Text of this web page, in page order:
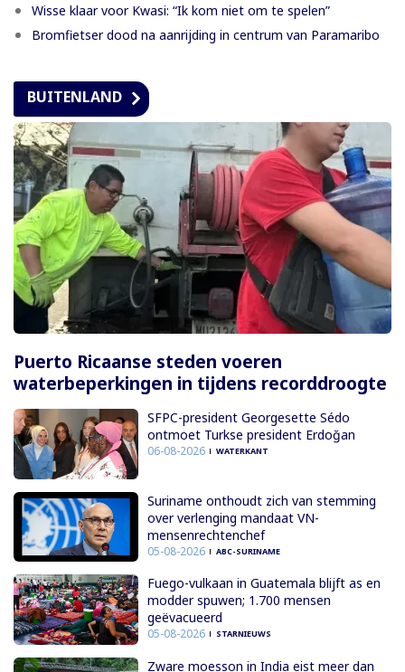
Wisse klaar voor Kwasi: “Ik kom niet om te spelen”
Bromfietser dood na aanrijding in centrum van Paramaribo
BUITENLAND
Puerto Ricaanse steden voeren
waterbeperkingen in tijdens recorddroogte
SFPC-president Georgesette Sédo
ontmoet Turkse president Erdoğan
06-08-2026 WATERKANT
Suriname onthoudt zich van stemming
over verlenging mandaat VN-
mensenrechtenchef
05-08-2026 ABC-SURINAME
Fuego-vulkaan in Guatemala blijft as en
modder spuwen; 1.700 mensen
geëvacueerd
05-08-2026 STARNIEUWS
Zware moesson in India eist meer dan